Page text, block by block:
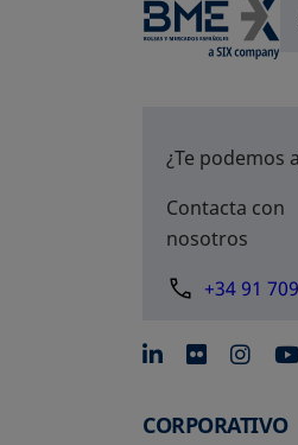
¿Te podemos
Contacta con
nosotros
+34 91
se abre
se se
CORPORATIVO